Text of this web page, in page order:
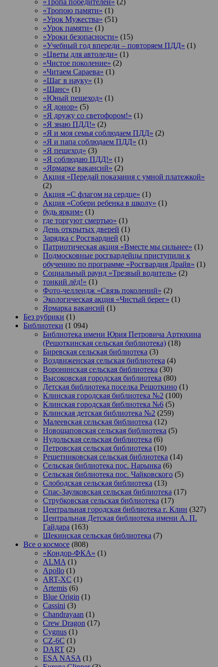
«Тропою памяти» (1)
«Урок Мужества» (51)
«Урок памяти» (1)
«Уроки безопасности» (15)
«Учебный год впереди – повторяем ПДД» (1)
«Цветы для автоледи» (1)
«Чистое поколение» (2)
«Читаем Сараева» (1)
«Шаг в науку» (1)
«Шанс» (1)
«Юный пешеход» (1)
«Я донор» (5)
«Я дружу со светофором!» (1)
«Я знаю ПДД!» (2)
«Я и моя семья соблюдаем ПДД» (2)
«Я и папа соблюдаем ПДД» (1)
«Я пешеход» (3)
«Я соблюдаю ПДД!» (1)
«Ярмарке вакансий» (2)
Акция «Передай показания с умной платежкой»
(2)
Акция «С флагом на сердце» (1)
Акция «Собери ребенка в школу» (1)
будь ярким» (1)
где торгуют смертью» (1)
День открытых дверей (1)
Зарядка с Росгвардией (1)
Патриотическая акция «Вместе мы сильнее» (1)
Подмосковные росгвардейцы приступили к
обучению по программе «Росгвардия Драйв» (1)
Социальный раунд «Трезвый водитель» (2)
тонкий лёд!» (1)
Фото-челлендж «Связь поколений» (2)
Экологическая акция «Чистый берег» (1)
Ярмарка вакансий (1)
Без рубрики (1)
Библиотеки (1 094)
Библиотека имени Юрия Петровича Артюхина
(Решоткинская сельская библиотека) (18)
Биревская сельская библиотека (3)
Воздвиженская сельская библиотека (4)
Воронинская сельская библиотека (30)
Высоковская городская библиотека (80)
Детская библиотека поселка Решоткино (1)
Клинская городская библиотека №2 (100)
Клинская городская библиотека №6 (5)
Клинская детская библиотека №2 (259)
Малеевская сельская библиотека (12)
Новощаповская сельская библиотека (5)
Нудольская сельская библиотека (6)
Петровская сельская библиотека (10)
Решетниковская сельская библиотека (14)
Сельская библиотека пос. Нарынка (6)
Сельская библиотека пос. Чайковского (5)
Слободская сельская библиотека (13)
Спас-Заулковская сельская библиотека (17)
Струбковская сельская библиотека (17)
Центральная городская библиотека г. Клин (327)
Центральная Детская библиотека имени А. П.
Гайдара (163)
Щекинская сельская библиотека (7)
Все о космосе (808)
«Кондор-ФКА» (1)
ALMA (1)
Apollo (1)
ART-XC (1)
Artemis (6)
Blue Origin (1)
Cassini (3)
Chandrayaan (1)
Crew Dragon (17)
Cygnus (1)
CZ-6C (1)
DART (2)
ESA NASA (1)